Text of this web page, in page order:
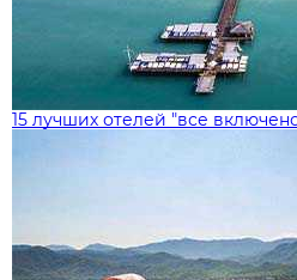
15 лучших отелей "все